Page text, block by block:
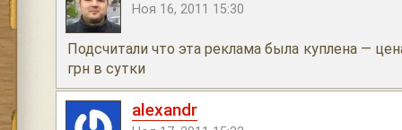
Ноя 16, 2011 15:30
Подсчитали что эта реклама была куплена —
грн в сутки
alexandr